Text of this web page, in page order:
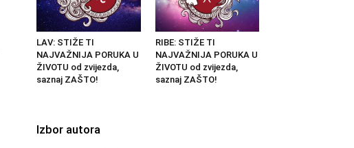
LAV: STIŽE TI
NAJVAŽNIJA PORUKA U
ŽIVOTU od zvijezda,
saznaj ZAŠTO!
RIBE: STIŽE TI
NAJVAŽNIJA PORUKA U
ŽIVOTU od zvijezda,
saznaj ZAŠTO!
Izbor autora